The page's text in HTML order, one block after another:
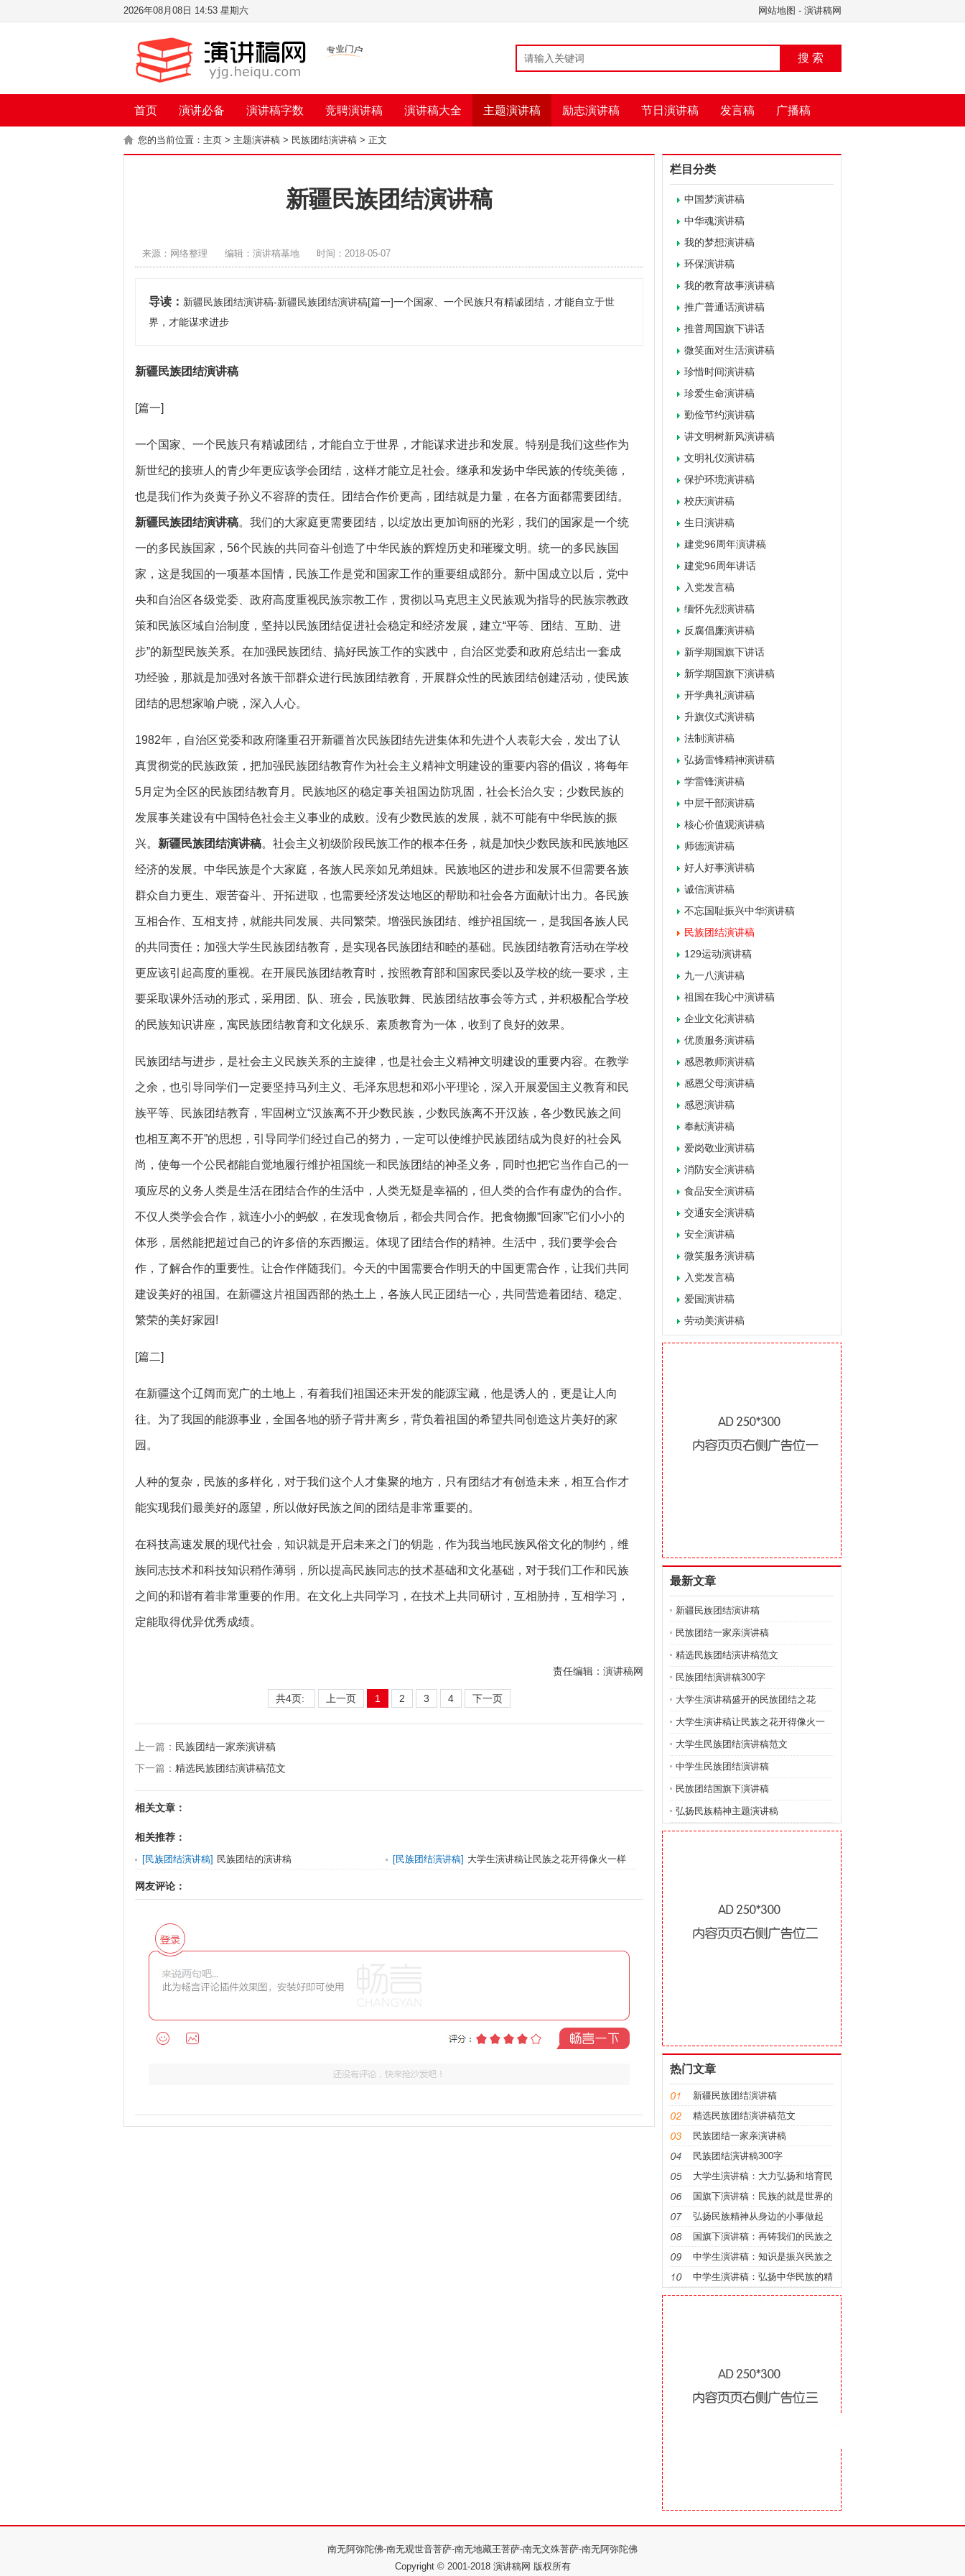
网站地图 - 演讲稿网
2026年08月08日 14:53 星期六
搜 索
首页 演讲必备 演讲稿字数 竞聘演讲稿 演讲稿大全 主题演讲稿 励志演讲稿 节日演讲稿 发言稿 广播稿
您的当前位置： 主页 > 主题演讲稿 > 民族团结演讲稿 > 正文
新疆民族团结演讲稿
来源：网络整理 编辑：演讲稿基地 时间：2018-05-07
导读： 新疆民族团结演讲稿-新疆民族团结演讲稿[篇一]一个国家、一个民族只有精诚团结，才能自立于世
界，才能谋求进步
新疆民族团结演讲稿
[篇一]
一个国家、一个民族只有精诚团结，才能自立于世界，才能谋求进步和发展。特别是我们这些作为
新世纪的接班人的青少年更应该学会团结，这样才能立足社会。继承和发扬中华民族的传统美德，
也是我们作为炎黄子孙义不容辞的责任。团结合作价更高，团结就是力量，在各方面都需要团结。
新疆民族团结演讲稿。我们的大家庭更需要团结，以绽放出更加询丽的光彩，我们的国家是一个统
一的多民族国家，56个民族的共同奋斗创造了中华民族的辉煌历史和璀璨文明。统一的多民族国
家，这是我国的一项基本国情，民族工作是党和国家工作的重要组成部分。新中国成立以后，党中
央和自治区各级党委、政府高度重视民族宗教工作，贯彻以马克思主义民族观为指导的民族宗教政
策和民族区域自治制度，坚持以民族团结促进社会稳定和经济发展，建立“平等、团结、互助、进
步”的新型民族关系。在加强民族团结、搞好民族工作的实践中，自治区党委和政府总结出一套成
功经验，那就是加强对各族干部群众进行民族团结教育，开展群众性的民族团结创建活动，使民族
团结的思想家喻户晓，深入人心。
1982年，自治区党委和政府隆重召开新疆首次民族团结先进集体和先进个人表彰大会，发出了认
真贯彻党的民族政策，把加强民族团结教育作为社会主义精神文明建设的重要内容的倡议，将每年
5月定为全区的民族团结教育月。民族地区的稳定事关祖国边防巩固，社会长治久安；少数民族的
发展事关建设有中国特色社会主义事业的成败。没有少数民族的发展，就不可能有中华民族的振
兴。 新疆民族团结演讲稿。社会主义初级阶段民族工作的根本任务，就是加快少数民族和民族地区
经济的发展。中华民族是个大家庭，各族人民亲如兄弟姐妹。民族地区的进步和发展不但需要各族
群众自力更生、艰苦奋斗、开拓进取，也需要经济发达地区的帮助和社会各方面献计出力。各民族
互相合作、互相支持，就能共同发展、共同繁荣。增强民族团结、维护祖国统一，是我国各族人民
的共同责任；加强大学生民族团结教育，是实现各民族团结和睦的基础。民族团结教育活动在学校
更应该引起高度的重视。在开展民族团结教育时，按照教育部和国家民委以及学校的统一要求，主
要采取课外活动的形式，采用团、队、班会，民族歌舞、民族团结故事会等方式，并积极配合学校
的民族知识讲座，寓民族团结教育和文化娱乐、素质教育为一体，收到了良好的效果。
民族团结与进步，是社会主义民族关系的主旋律，也是社会主义精神文明建设的重要内容。在教学
之余，也引导同学们一定要坚持马列主义、毛泽东思想和邓小平理论，深入开展爱国主义教育和民
族平等、民族团结教育，牢固树立“汉族离不开少数民族，少数民族离不开汉族，各少数民族之间
也相互离不开”的思想，引导同学们经过自己的努力，一定可以使维护民族团结成为良好的社会风
尚，使每一个公民都能自觉地履行维护祖国统一和民族团结的神圣义务，同时也把它当作自己的一
项应尽的义务人类是生活在团结合作的生活中，人类无疑是幸福的，但人类的合作有虚伪的合作。
不仅人类学会合作，就连小小的蚂蚁，在发现食物后，都会共同合作。把食物搬“回家”它们小小的
体形，居然能把超过自己的许多倍的东西搬运。体现了团结合作的精神。生活中，我们要学会合
作，了解合作的重要性。让合作伴随我们。今天的中国需要合作明天的中国更需合作，让我们共同
建设美好的祖国。在新疆这片祖国西部的热土上，各族人民正团结一心，共同营造着团结、稳定、
繁荣的美好家园!
[篇二]
在新疆这个辽阔而宽广的土地上，有着我们祖国还未开发的能源宝藏，他是诱人的，更是让人向
往。为了我国的能源事业，全国各地的骄子背井离乡，背负着祖国的希望共同创造这片美好的家
园。
人种的复杂，民族的多样化，对于我们这个人才集聚的地方，只有团结才有创造未来，相互合作才
能实现我们最美好的愿望，所以做好民族之间的团结是非常重要的。
在科技高速发展的现代社会，知识就是开启未来之门的钥匙，作为我当地民族风俗文化的制约，维
族同志技术和科技知识稍作薄弱，所以提高民族同志的技术基础和文化基础，对于我们工作和民族
之间的和谐有着非常重要的作用。在文化上共同学习，在技术上共同研讨，互相胁持，互相学习，
定能取得优异优秀成绩。
责任编辑：演讲稿网
共4页: 上一页 1 2 3 4 下一页
上一篇： 民族团结一家亲演讲稿
下一篇： 精选民族团结演讲稿范文
相关文章：
相关推荐：
[民族团结演讲稿] 民族团结的演讲稿 [民族团结演讲稿] 大学生演讲稿让民族之花开得像火一样
网友评论：
栏目分类
中国梦演讲稿
中华魂演讲稿
我的梦想演讲稿
环保演讲稿
我的教育故事演讲稿
推广普通话演讲稿
推普周国旗下讲话
微笑面对生活演讲稿
珍惜时间演讲稿
珍爱生命演讲稿
勤俭节约演讲稿
讲文明树新风演讲稿
文明礼仪演讲稿
保护环境演讲稿
校庆演讲稿
生日演讲稿
建党96周年演讲稿
建党96周年讲话
入党发言稿
缅怀先烈演讲稿
反腐倡廉演讲稿
新学期国旗下讲话
新学期国旗下演讲稿
开学典礼演讲稿
升旗仪式演讲稿
法制演讲稿
弘扬雷锋精神演讲稿
学雷锋演讲稿
中层干部演讲稿
核心价值观演讲稿
师德演讲稿
好人好事演讲稿
诚信演讲稿
不忘国耻振兴中华演讲稿
民族团结演讲稿
129运动演讲稿
九一八演讲稿
祖国在我心中演讲稿
企业文化演讲稿
优质服务演讲稿
感恩教师演讲稿
感恩父母演讲稿
感恩演讲稿
奉献演讲稿
爱岗敬业演讲稿
消防安全演讲稿
食品安全演讲稿
交通安全演讲稿
安全演讲稿
微笑服务演讲稿
入党发言稿
爱国演讲稿
劳动美演讲稿
最新文章
新疆民族团结演讲稿
民族团结一家亲演讲稿
精选民族团结演讲稿范文
民族团结演讲稿300字
大学生演讲稿盛开的民族团结之花
大学生演讲稿让民族之花开得像火一
样红
大学生民族团结演讲稿范文
中学生民族团结演讲稿
民族团结国旗下演讲稿
弘扬民族精神主题演讲稿
热门文章
新疆民族团结演讲稿
精选民族团结演讲稿范文
民族团结一家亲演讲稿
民族团结演讲稿300字
大学生演讲稿：大力弘扬和培育民
族精神
国旗下演讲稿：民族的就是世界的
弘扬民族精神从身边的小事做起
国旗下演讲稿：再铸我们的民族之
魂！
中学生演讲稿：知识是振兴民族之
本
中学生演讲稿：弘扬中华民族的精
神
南无阿弥陀佛-南无观世音菩萨-南无地藏王菩萨-南无文殊菩萨-南无阿弥陀佛
Copyright © 2001-2018 演讲稿网 版权所有